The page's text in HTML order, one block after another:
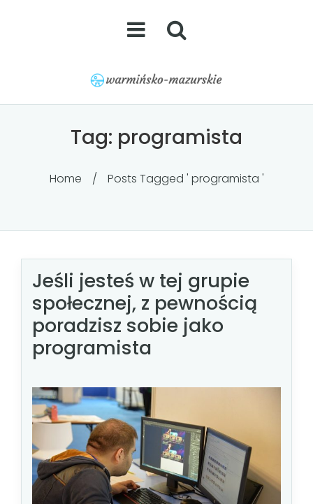
Tag: programista
Home / Posts Tagged ' programista '
Jeśli jesteś w tej grupie
społecznej, z pewnością
poradzisz sobie jako
programista